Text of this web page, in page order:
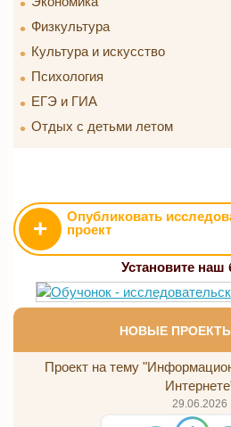
Физкультура
Культура и искусство
Психология
ЕГЭ и ГИА
Отдых с детьми летом
+
Опубликовать
проект
Установите наш
НОВЫЕ
Проект на тему
29.06.2026